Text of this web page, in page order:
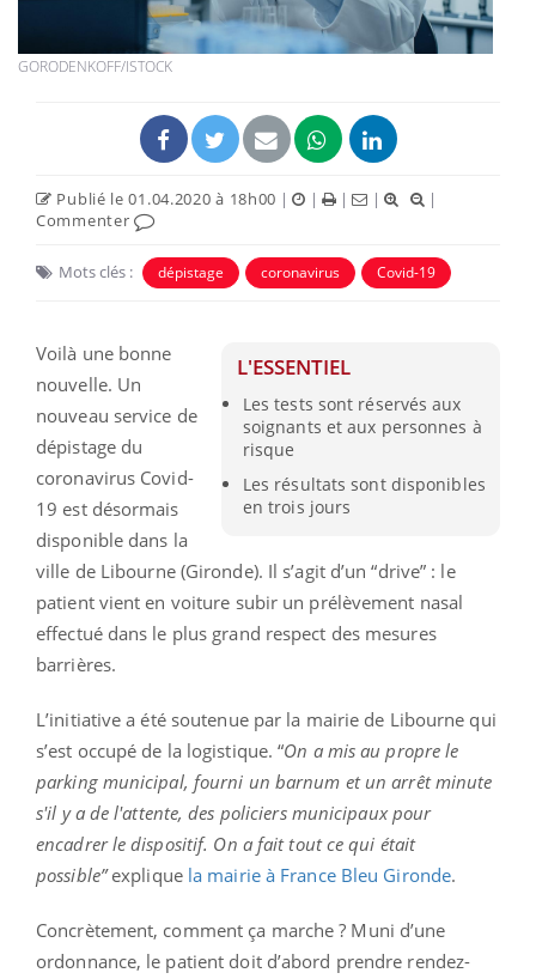
GORODENKOFF/ISTOCK
Publié le 01.04.2020 à 18h00 | | | |
|
Commenter
Mots clés : dépistage coronavirus Covid-19
L'ESSENTIEL
Les tests sont réservés aux
soignants et aux personnes à
risque
Les résultats sont disponibles
en trois jours
Voilà une bonne
nouvelle. Un
nouveau service de
dépistage du
coronavirus Covid-
19 est désormais
disponible dans la
ville de Libourne (Gironde). Il s’agit d’un “drive” : le
patient vient en voiture subir un prélèvement nasal
effectué dans le plus grand respect des mesures
barrières.
L’initiative a été soutenue par la mairie de Libourne qui
s’est occupé de la logistique. “On a mis au propre le
parking municipal, fourni un barnum et un arrêt minute
s'il y a de l'attente, des policiers municipaux pour
encadrer le dispositif. On a fait tout ce qui était
possible”explique la mairie à France Bleu Gironde.
Concrètement, comment ça marche ? Muni d’une
ordonnance, le patient doit d’abord prendre rendez-